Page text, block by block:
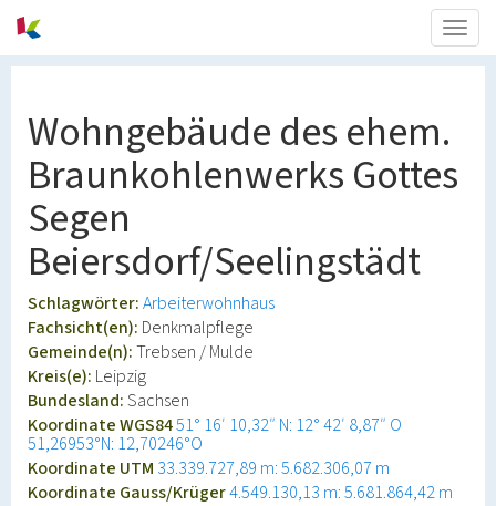
Wohngebäude des ehem.
Braunkohlenwerks Gottes
Segen
Beiersdorf/Seelingstädt
Schlagwörter:Arbeiterwohnhaus
Fachsicht(en): Denkmalpflege
Gemeinde(n):Trebsen / Mulde
Kreis(e): Leipzig
Bundesland:Sachsen
Koordinate WGS8451° 16′ 10,32″ N: 12° 42′ 8,87″ O
51,26953°N: 12,70246°O
Koordinate UTM 33.339.727,89 m: 5.682.306,07 m
Koordinate Gauss/Krüger4.549.130,13 m: 5.681.864,42 m